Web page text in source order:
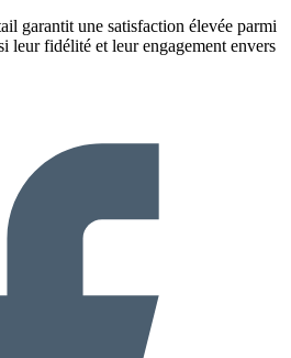
garantit une satisfaction élevée parmi
leur fidélité et leur engagement envers